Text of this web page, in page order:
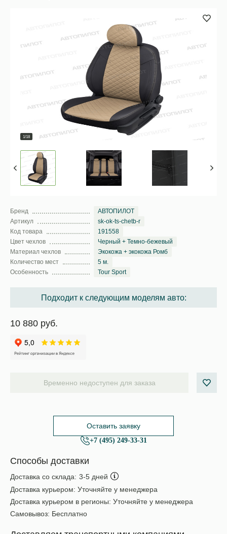
1/18
Бренд
АВТОПИЛОТ
Артикул
sk-ok-ts-chetb-r
Код товара
191558
Цвет чехлов
Черный + Темно-бежевый
Материал чехлов
Экокожа + экокожа Ромб
Количество мест
5 м.
Особенность
Tour Sport
Подходит к следующим моделям авто:
10 880 руб.
Временно недоступен для заказа
Оставить заявку
+7 (495) 249-33-31
Способы доставки
Доставка со склада: 3-5 дней
Доставка курьером: Уточняйте у менеджера
Доставка курьером в регионы: Уточняйте у менеджера
Самовывоз: Бесплатно